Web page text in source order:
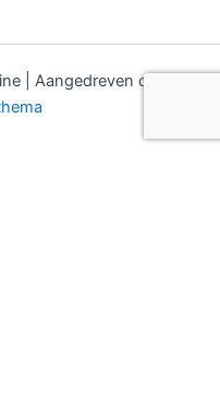
| Aangedreven door